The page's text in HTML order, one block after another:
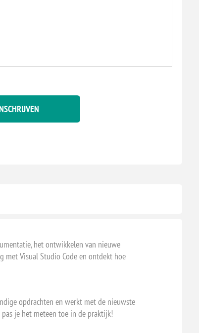
het ontwikkelen van nieuwe
met Visual Studio Code en ontdekt hoe
opdrachten en werkt met de nieuwste
je het meteen toe in de praktijk!